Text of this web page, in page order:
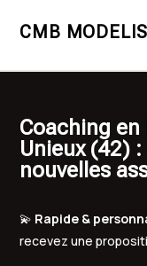
CMB
Coaching
Unieux (42)
nouvelles
💫 Rapide &
recevez une